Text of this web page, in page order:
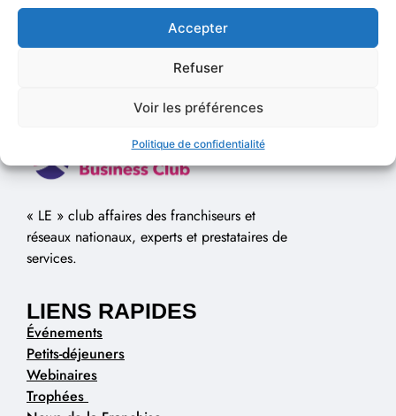
Accepter
Refuser
Voir les préférences
Politique de confidentialité
« LE » club affaires des franchiseurs et
réseaux nationaux, experts et prestataires de
services.
LIENS RAPIDES
Événements
Petits-déjeuners
Webinaires
Trophées